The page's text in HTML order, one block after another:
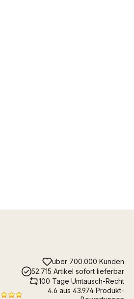
über 700.000 Kunden
52.715 Artikel sofort lieferbar
100 Tage Umtausch-Recht
4.6 aus 43.974 Produkt-